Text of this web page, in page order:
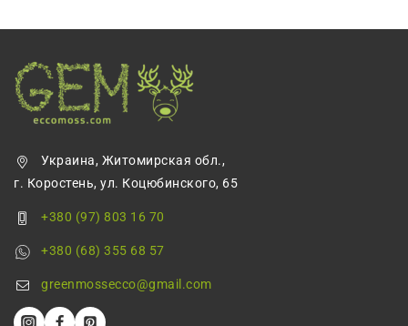
Украина, Житомирская обл.,
г. Коростень, ул. Коцюбинского, 65
+380 (97) 803 16 70
+380 (68) 355 68 57
greenmossecco@gmail.com